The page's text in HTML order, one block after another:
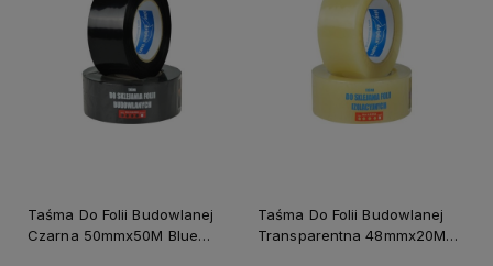
Taśma Do Folii Budowlanej
Czarna 50mmx50M Blue
Taśma Do Folii Budowlanej
Transparentna 48mmx20M